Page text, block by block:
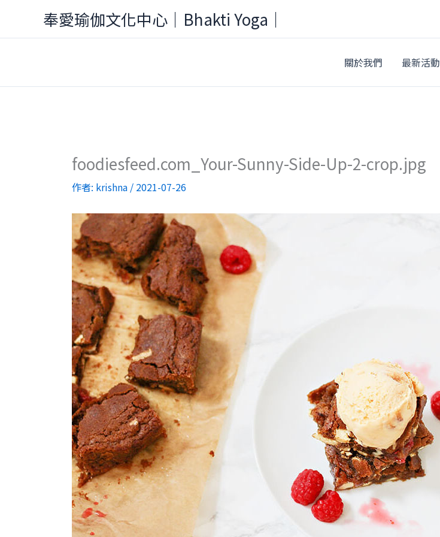
主
容
奉愛瑜伽文化中心｜Bhakti Yoga｜
關於我們 最新活動
foodiesfeed.com_Your-Sunny-Side-Up-2-crop.jpg
作者: krishna / 2021-07-26